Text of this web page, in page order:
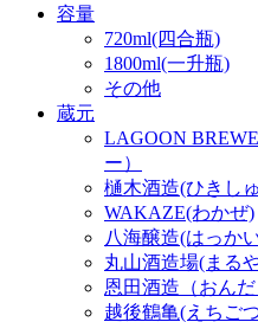
容量
720ml(四合瓶)
1800ml(一升瓶)
その他
蔵元
LAGOON
ー）
樋木酒造(ひきし
WAKAZE(わかぜ)
八海醸造(はっか
丸山酒造場(まる
恩田酒造（おんだ
越後鶴亀(えちご